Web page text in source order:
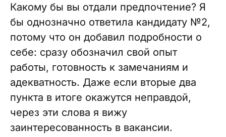
Какому бы вы отдали предпочтение? Я
бы однозначно ответила кандидату №2,
потому что он добавил подробности о
себе: сразу обозначил свой опыт
работы, готовность к замечаниям и
адекватность. Даже если вторые два
пункта в итоге окажутся неправдой,
через эти слова я вижу
заинтересованность в вакансии.